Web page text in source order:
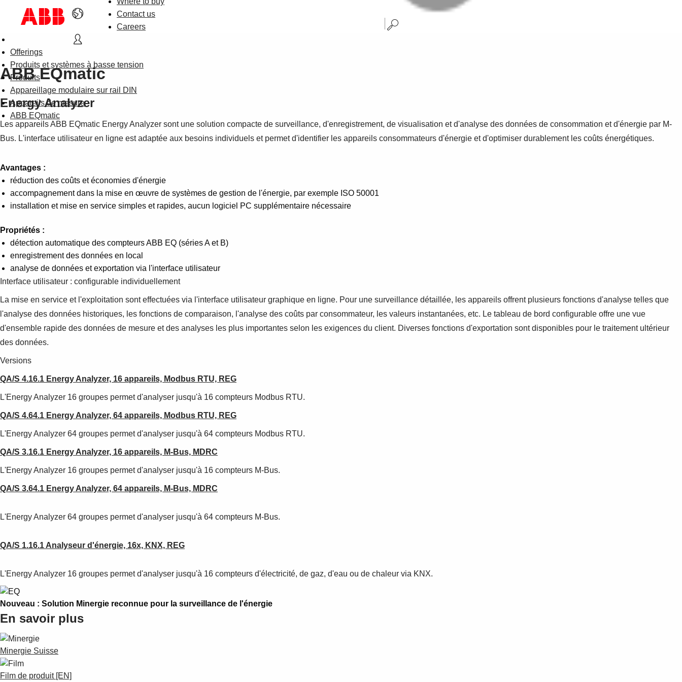
Contact us
Careers
Offerings
Produits et systèmes à basse tension
Produits
Appareillage modulaire sur rail DIN
Appareils de mesure
ABB EQmatic
ABB EQmatic
Energy Analyzer
Les appareils ABB EQmatic Energy Analyzer sont une solution compacte de surveillance, d'enregistrement, de visualisation et d'analyse des données de consommation et d'énergie par M-
Bus. L'interface utilisateur en ligne est adaptée aux besoins individuels et permet d'identifier les appareils consommateurs d'énergie et d'optimiser durablement les coûts énergétiques.
Avantages :
réduction des coûts et économies d'énergie
accompagnement dans la mise en œuvre de systèmes de gestion de l'énergie, par exemple ISO 50001
installation et mise en service simples et rapides, aucun logiciel PC supplémentaire nécessaire
Propriétés :
détection automatique des compteurs ABB EQ (séries A et B)
enregistrement des données en local
analyse de données et exportation via l'interface utilisateur
Interface utilisateur : configurable individuellement
La mise en service et l'exploitation sont effectuées via l'interface utilisateur graphique en ligne. Pour une surveillance détaillée, les appareils offrent plusieurs fonctions d'analyse telles que
l'analyse des données historiques, les fonctions de comparaison, l'analyse des coûts par consommateur, les valeurs instantanées, etc. Le tableau de bord configurable offre une vue
d'ensemble rapide des données de mesure et des analyses les plus importantes selon les exigences du client. Diverses fonctions d'exportation sont disponibles pour le traitement ultérieur
des données.
Versions
QA/S 4.16.1 Energy Analyzer, 16 appareils, Modbus RTU, REG
L'Energy Analyzer 16 groupes permet d'analyser jusqu'à 16 compteurs Modbus RTU.
QA/S 4.64.1 Energy Analyzer, 64 appareils, Modbus RTU, REG
L'Energy Analyzer 64 groupes permet d'analyser jusqu'à 64 compteurs Modbus RTU.
QA/S 3.16.1 Energy Analyzer, 16 appareils, M-Bus, MDRC
L'Energy Analyzer 16 groupes permet d'analyser jusqu'à 16 compteurs M-Bus.
QA/S 3.64.1 Energy Analyzer, 64 appareils, M-Bus, MDRC
L'Energy Analyzer 64 groupes permet d'analyser jusqu'à 64 compteurs M-Bus.
QA/S 1.16.1 Analyseur d'énergie, 16x, KNX, REG
L'Energy Analyzer 16 groupes permet d'analyser jusqu'à 16 compteurs d'électricité, de gaz, d'eau ou de chaleur via KNX.
Nouveau : Solution Minergie reconnue pour la surveillance de l'énergie
En savoir plus
Minergie Suisse
Film de produit [EN]